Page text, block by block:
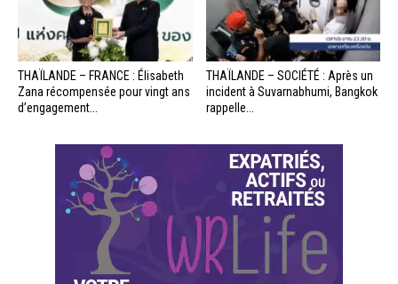
THAÏLANDE – FRANCE : Élisabeth
Zana récompensée pour vingt ans
d’engagement...
THAÏLANDE – SOCIÉTÉ : Après un
incident à Suvarnabhumi, Bangkok
rappelle...